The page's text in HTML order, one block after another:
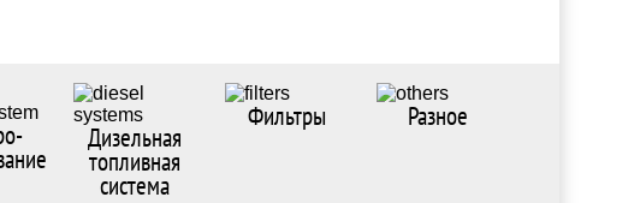
Дизельная
топливная
система
Фильтры Разное